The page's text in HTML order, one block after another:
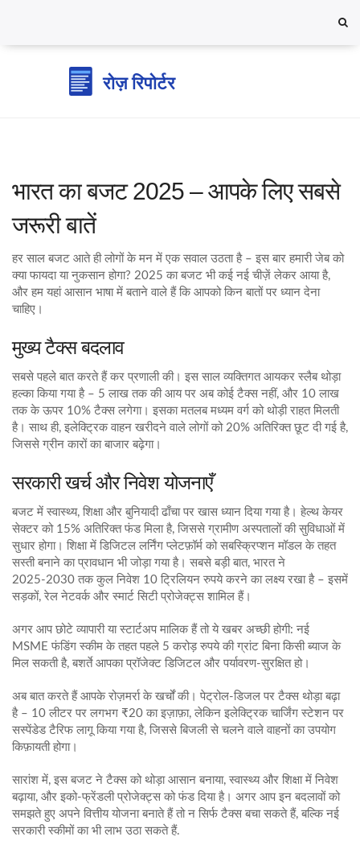
भारत का बजट 2025 – आपके लिए सबसे
जरूरी बातें
हर साल बजट आते ही लोगों के मन में एक सवाल उठता है – इस बार हमारी जेब को
क्या फायदा या नुकसान होगा? 2025 का बजट भी कई नई चीज़ें लेकर आया है,
और हम यहां आसान भाषा में बताने वाले हैं कि आपको किन बातों पर ध्यान देना
चाहिए।
मुख्य टैक्स बदलाव
सबसे पहले बात करते हैं कर प्रणाली की। इस साल व्यक्तिगत आयकर स्लैब थोड़ा
हल्का किया गया है – 5 लाख तक की आय पर अब कोई टैक्स नहीं, और 10 लाख
तक के ऊपर 10% टैक्स लगेगा। इसका मतलब मध्यम वर्ग को थोड़ी राहत मिलती
है। साथ ही, इलेक्ट्रिक वाहन खरीदने वाले लोगों को 20% अतिरिक्त छूट दी गई है,
जिससे ग्रीन कारों का बाजार बढ़ेगा।
सरकारी खर्च और निवेश योजनाएँ
बजट में स्वास्थ्य, शिक्षा और बुनियादी ढाँचा पर खास ध्यान दिया गया है। हेल्थ केयर
सेक्टर को 15% अतिरिक्त फंड मिला है, जिससे ग्रामीण अस्पतालों की सुविधाओं में
सुधार होगा। शिक्षा में डिजिटल लर्निंग प्लेटफ़ॉर्म को सबस्क्रिप्शन मॉडल के तहत
सस्ती बनाने का प्रावधान भी जोड़ा गया है। सबसे बड़ी बात, भारत ने
2025‑2030 तक कुल निवेश 10 ट्रिलियन रुपये करने का लक्ष्य रखा है – इसमें
सड़कों, रेल नेटवर्क और स्मार्ट सिटी प्रोजेक्ट्स शामिल हैं।
अगर आप छोटे व्यापारी या स्टार्टअप मालिक हैं तो ये खबर अच्छी होगी: नई
MSME फंडिंग स्कीम के तहत पहले 5 करोड़ रुपये की ग्रांट बिना किसी ब्याज के
मिल सकती है, बशर्ते आपका प्रॉजेक्ट डिजिटल और पर्यावरण‑सुरक्षित हो।
अब बात करते हैं आपके रोज़मर्रा के खर्चों की। पेट्रोल-डिजल पर टैक्स थोड़ा बढ़ा
है – 10 लीटर पर लगभग ₹20 का इज़ाफ़ा, लेकिन इलेक्ट्रिक चार्जिंग स्टेशन पर
सस्पेंडेड टैरिफ लागू किया गया है, जिससे बिजली से चलने वाले वाहनों का उपयोग
किफ़ायती होगा।
सारांश में, इस बजट ने टैक्स को थोड़ा आसान बनाया, स्वास्थ्य और शिक्षा में निवेश
बढ़ाया, और इको‑फ्रेंडली प्रोजेक्ट्स को फंड दिया है। अगर आप इन बदलावों को
समझते हुए अपने वित्तीय योजना बनाते हैं तो न सिर्फ टैक्स बचा सकते हैं, बल्कि नई
सरकारी स्कीमों का भी लाभ उठा सकते हैं.